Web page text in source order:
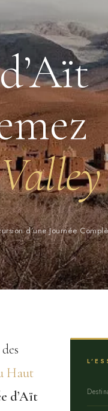
d’une Journée
Haut
d’Aït